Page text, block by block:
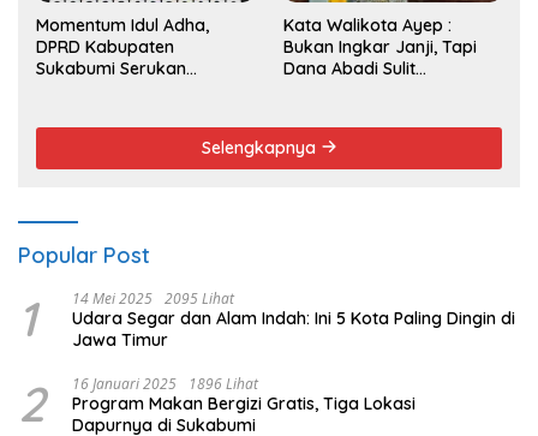
Momentum Idul Adha,
DPRD Kabupaten
Sukabumi Serukan
Kata Walikota Ayep :
Bukan Ingkar Janji, Tapi
Dana Abadi Sulit
Selengkapnya
Popular Post
1 14 Mei 2025 2095 Lihat
Udara Segar dan Alam Indah: Ini 5 Kota Paling Dingin di
Jawa Timur
2 16 Januari 2025 1896 Lihat
Program Makan Bergizi Gratis, Tiga Lokasi
Dapurnya di Sukabumi